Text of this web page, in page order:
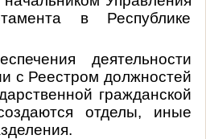
в Республике
деятельности
с Реестром должностей
гражданской
отделы, иные